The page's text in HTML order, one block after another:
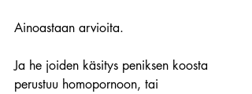
Ainoastaan arvioita.
Ja he joiden käsitys peniksen koosta
perustuu homopornoon, tai